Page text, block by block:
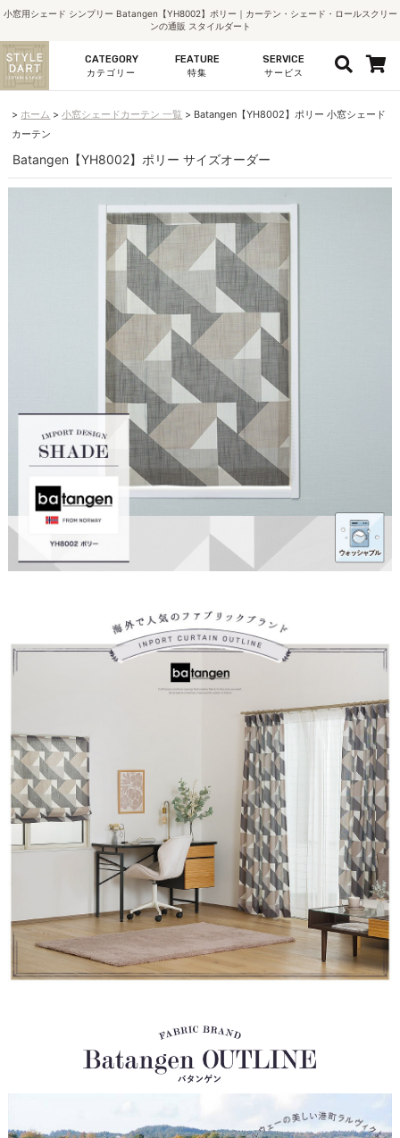
小窓用シェード シンプリー Batangen【YH8002】ポリー｜カーテン・シェード・ロールスクリー
ンの通販 スタイルダート
CATEGORY
カテゴリー
FEATURE
特集
SERVICE
サービス
ホーム 小窓シェードカーテン 一覧
Batangen【YH8002】ポリー 小窓シェード
カーテン
Batangen【YH8002】ポリー サイズオーダー